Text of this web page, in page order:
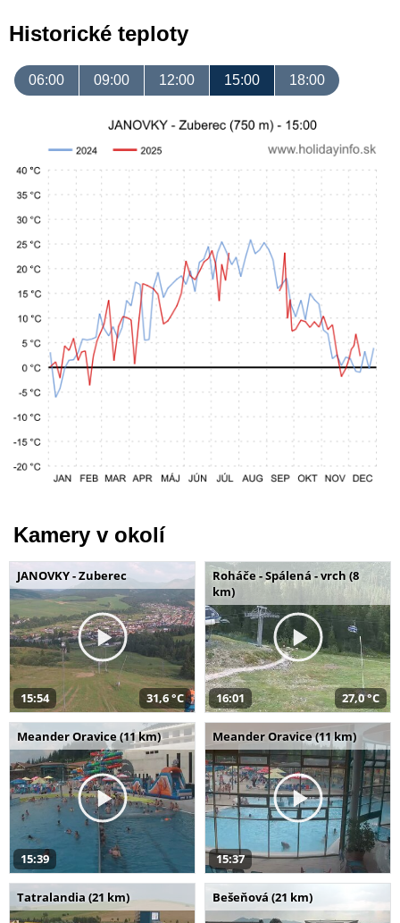
Historické teploty
06:00 09:00 12:00 15:00 18:00
Kamery v okolí
JANOVKY - Zuberec
15:54 31,6 °C
Roháče - Spálená - vrch (8
km)
16:01 27,0 °C
Meander Oravice (11 km)
15:39
Meander Oravice (11 km)
15:37
Tatralandia (21 km) Bešeňová (21 km)